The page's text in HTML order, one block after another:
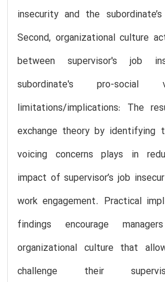
insecurity and the
Second, organizational culture
between supervisor's job
subordinate's pro-social
limitations/implications: The
exchange theory by identifying
voicing concerns plays in
impact of supervisor’s job
work engagement. Practical
findings encourage
organizational culture that
challenge their